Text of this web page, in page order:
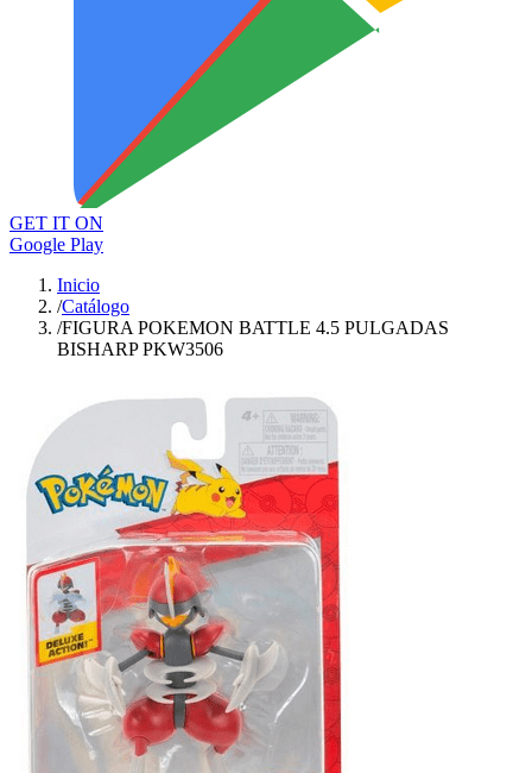
GET IT ON
Google Play
Inicio
/Catálogo
/FIGURA POKEMON BATTLE 4.5 PULGADAS
BISHARP PKW3506